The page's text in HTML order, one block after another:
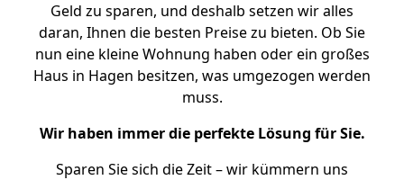
Geld zu sparen, und deshalb setzen wir alles
daran, Ihnen die besten Preise zu bieten. Ob Sie
nun eine kleine Wohnung haben oder ein großes
Haus in Hagen besitzen, was umgezogen werden
muss.
Wir haben immer die perfekte Lösung für Sie.
Sparen Sie sich die Zeit – wir kümmern uns